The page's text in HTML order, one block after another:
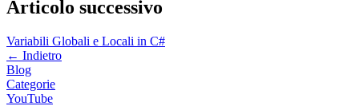
Articolo successivo
Variabili Globali e Locali in C#
← Indietro
Blog
Categorie
YouTube